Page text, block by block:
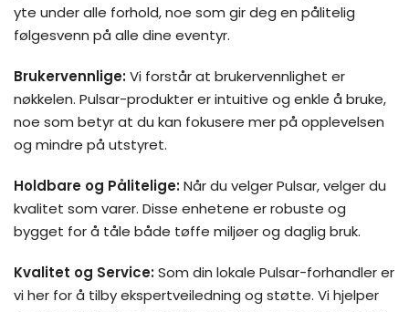
yte under alle forhold, noe som gir deg en pålitelig
følgesvenn på alle dine eventyr.
Brukervennlige:Vi forstår at brukervennlighet er
nøkkelen. Pulsar-produkter er intuitive og enkle å bruke,
noe som betyr at du kan fokusere mer på opplevelsen
og mindre på utstyret.
Holdbare og Pålitelige:Når du velger Pulsar, velger du
kvalitet som varer. Disse enhetene er robuste og
bygget for å tåle både tøffe miljøer og daglig bruk.
Kvalitet og Service:Som din lokale Pulsar-forhandler er
vi her for å tilby ekspertveiledning og støtte. Vi hjelper